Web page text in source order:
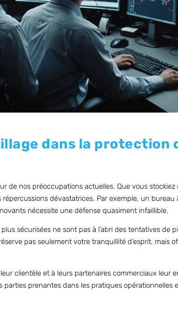
dans la protection
de nos préoccupations actuelles. Que vous
dévastatrices. Par exemple, un
nécessite une défense quasiment infaillible.
sécurisées ne sont pas à l’abri des tentatives de
pas seulement votre tranquillité d’esprit, mais
clientèle et à leurs partenaires commerciaux leur
prenantes dans les pratiques opérationnelles